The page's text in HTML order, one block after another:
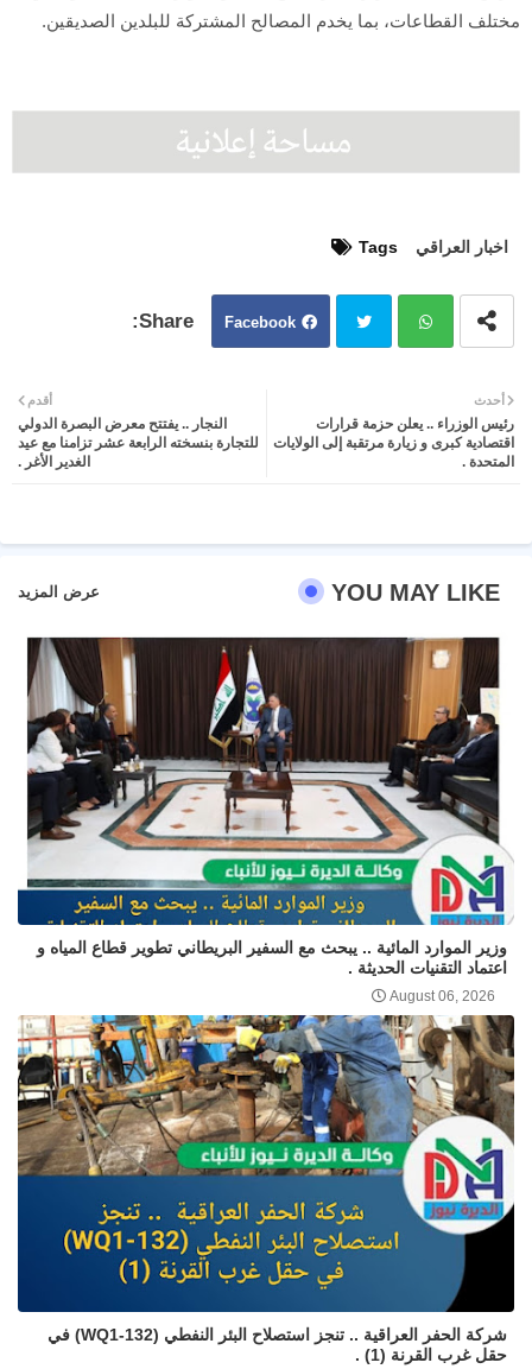
مختلف القطاعات، بما يخدم المصالح المشتركة للبلدين الصديقين.
Tags اخبار العراقي
Facebook
ter atsa
أحدث
رئيس الوزراء .. يعلن حزمة قرارات
اقتصادية كبرى و زيارة مرتقبة إلى الولايات
المتحدة .
أقدم
النجار .. يفتتح معرض البصرة الدولي
للتجارة بنسخته الرابعة عشر تزامنا مع عيد
الغدير الأغر .
YOU MAY LIKE عرض المزيد
وزير الموارد المائية .. يبحث مع السفير البريطاني تطوير قطاع المياه و
اعتماد التقنيات الحديثة .
August 06, 2026
شركة الحفر العراقية .. تنجز استصلاح البئر النفطي (WQ1-132) في
حقل غرب القرنة (1) .